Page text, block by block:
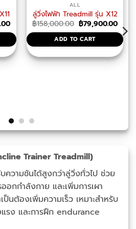
Current
price
is:
฿59,900.00.
ALL
ลู่วิ่งไฟฟ้า Treadmill รุ่น X12
฿158,000.00 Original
price
was:
฿158,000.00.
฿79,900.00
price
is:
฿
ADD TO CART
Trainer Treadmill)
ความชันได้สูงกว่าลู่วิ่งทั่วไป ช่วย
อกกำลังกาย และเพิ่มการเผา
นต้องเพิ่มความเร็ว เหมาะสำหรับ
รง และการฝึก endurance